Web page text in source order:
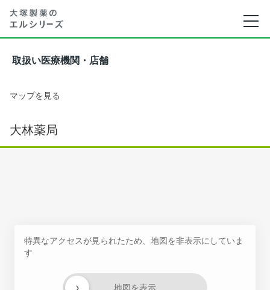
取扱い医療機関・店舗
マップを見る
大林薬局
特異なアクセスが見られたため、地図を非表示にしていま
す
地図を表示